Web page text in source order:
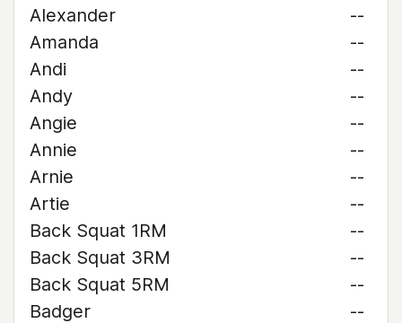
Alexander
--
Amanda
--
Andi
--
Andy
--
Angie
--
Annie
--
Arnie
--
Artie
--
Back Squat 1RM
--
Back Squat 3RM
--
Back Squat 5RM
--
Badger
--